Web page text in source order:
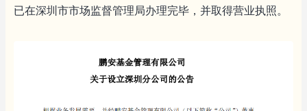
已在深圳市市场监督管理局办理完毕，并取得营业执照。